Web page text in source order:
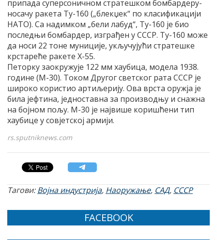
припада суперсоничном стратешком бомбардеру-
носачу ракета Ту-160 („блекџек“ по класификацији
НАТО). Са надимком „бели лабуд“, Ту-160 је био
последњи бомбардер, изграђен у СССР. Ту-160 може
да носи 22 тоне муниције, укључујући стратешке
крстареће ракете Х-55.
Петорку заокружује 122 мм хаубица, модела 1938.
године (М-30). Током Другог светског рата СССР је
широко користио артиљерију. Ова врста оружја је
била јефтина, једноставна за производњу и снажна
на бојном пољу. М-30 је највише коришћени тип
хаубице у совјетској армији.
rs.sputniknews.com
Тагови:Војна индустрија, Наоружање, САД, СССР
FACEBOOK